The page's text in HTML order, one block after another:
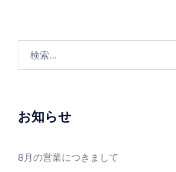
お知らせ
8月の営業につきまして